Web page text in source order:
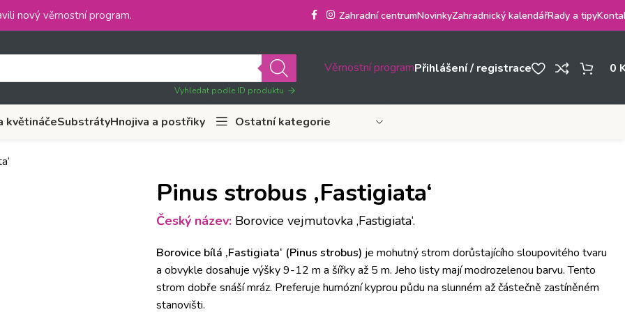
nový věrnostní program. Zahradní centrumNovinkyZahradnický kalendářRady a tipy
Vyhledat podle ID produktu
Věrnostní programPřihlášení / registrace 0
květináčeSubstrátyHnojiva a postřiky Ostatní kategorie
Pinus strobus ‚Fastigiata‘
Český název:Borovice vejmutovka ‚Fastigiata‘.
Borovice bílá ‚Fastigiata‘ (Pinus strobus) je mohutný strom dorůstajícího sloupovitého tvaru
a obvykle dosahuje výšky 9-12 m a šířky až 5 m. Jeho listy mají modrozelenou barvu. Tento
strom dobře snáší mráz. Preferuje humózní kyprou půdu na slunném až částečně zastíněném
stanovišti.